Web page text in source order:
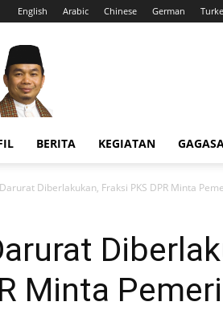
English Arabic Chinese German
Jazuli
Juwaini,
MA
BERITA KEGIATAN
Diberlakukan, Fraksi PKS DPR Minta
Minta